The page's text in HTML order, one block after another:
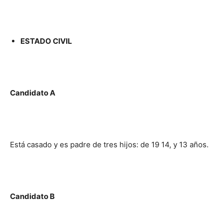
ESTADO CIVIL
Candidato A
Está casado y es padre de tres hijos: de 19 14, y 13 años.
Candidato B